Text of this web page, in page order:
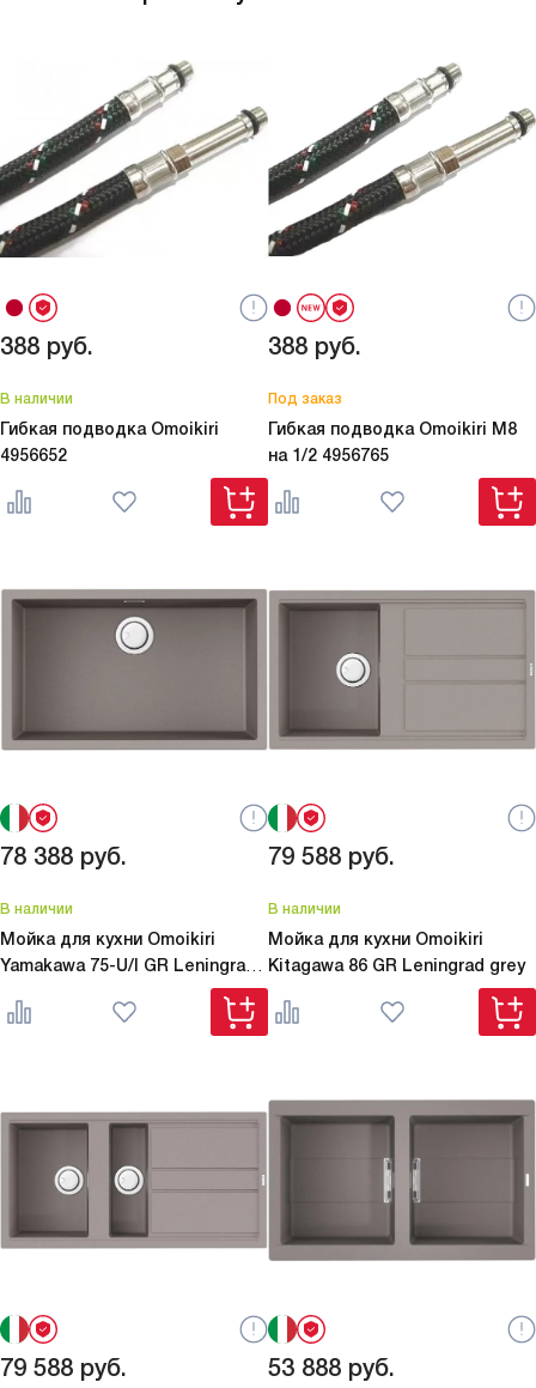
388 руб.
В наличии
Гибкая подводка Omoikiri
4956652
388 руб.
Под заказ
Гибкая подводка Omoikiri M8
на 1/2 4956765
78 388 руб.
В наличии
Мойка для кухни Omoikiri
Yamakawa 75-U/I GR Leningrad
79 588 руб.
В наличии
Мойка для кухни Omoikiri
Kitagawa 86 GR Leningrad grey
79 588 руб. 53 888 руб.